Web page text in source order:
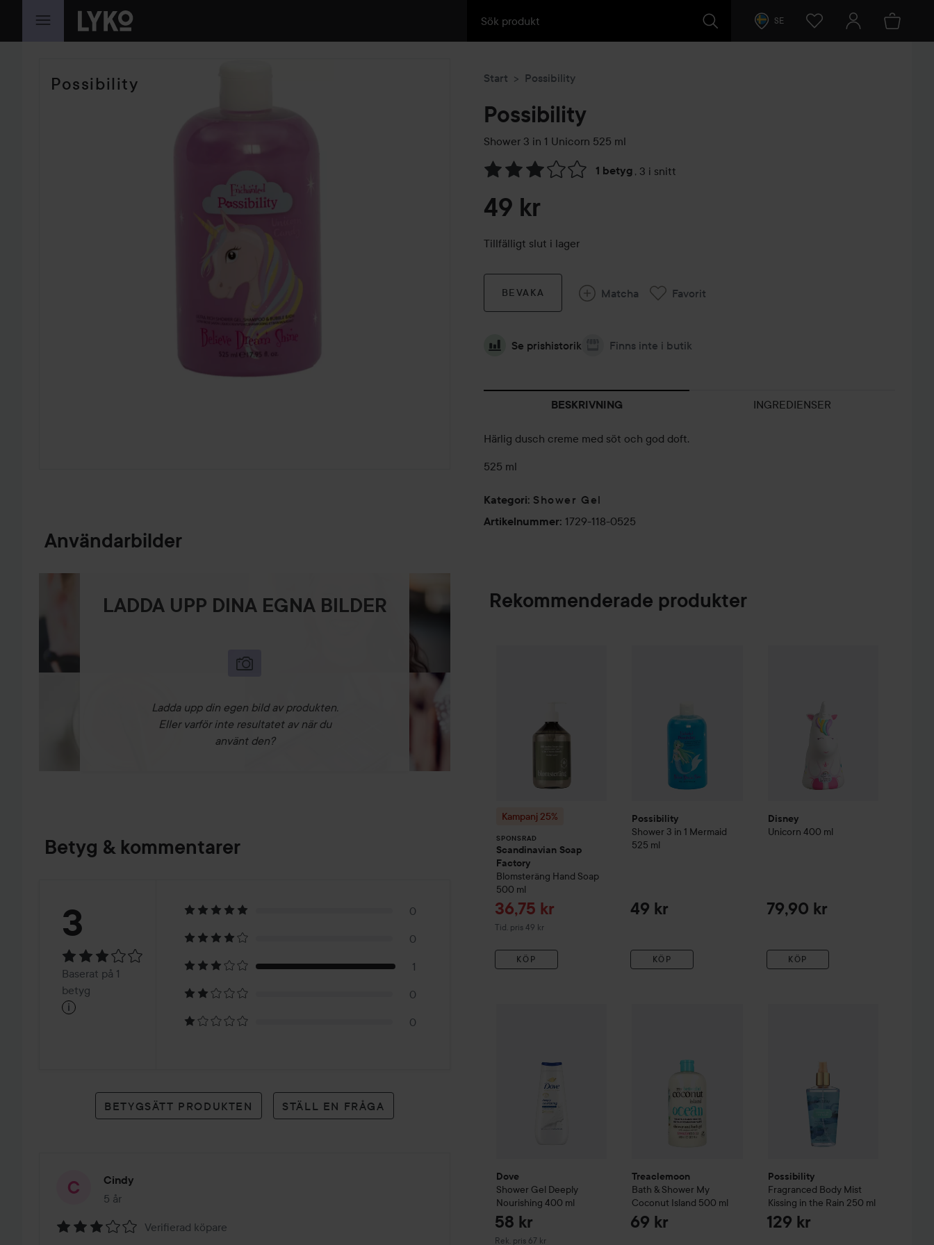
HOPPA TILL INNEHÅLLET SE
Possibility
Användarbilder
LADDA UPP DINA EGNA BILDER
Ladda upp din egen bild av produkten.
Eller varför inte resultatet av när du
använt den?
Betyg & kommentarer
Betyg:
3Baserat
på
betyg
3
Baserat på 1
betyg
i
0
0
1
0
0
BETYGSÄTT PRODUKTEN STÄLL EN FRÅGA
Cindy
5 år
Inlägget skapades 5 år
Verifierad köpare
Start Possibility
Possibility
Shower 3 in 1 Unicorn 525 ml
1 betyg , 3 i snitt
Hoppa till Betyg & kommentarer
49 kr
Tillfälligt slut i lager
BEVAKA Matcha Favorit
Se prishistorik Finns inte i butik
BESKRIVNING INGREDIENSER
Härlig dusch creme med söt och god doft.
525 ml
Kategori: Shower Gel
Artikelnummer: 1729-118-0525
Rekommenderade produkter
Kampanj 25%
SPONSRAD
Scandinavian Soap
Factory
Blomsteräng Hand Soap
500 ml
Reapris
36,75 kr
Tid. pris 49 kr
Tidigare pris 49 kr
KÖP
Possibility
Shower 3 in 1 Mermaid
525 ml
49 kr
KÖP
Disney
Unicorn 400 ml
79,90 kr
KÖP
Dove
Shower Gel Deeply
Nourishing 400 ml
58 kr
Rek. pris 67 kr
Rekommenderat pris 67 kr
Treaclemoon
Bath & Shower My
Coconut Island 500 ml
69 kr
Possibility
Fragranced Body Mist
Kissing in the Rain 250 ml
129 kr